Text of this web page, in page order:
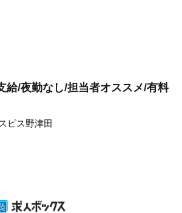
給/夜勤なし/担当者オススメ/有料
ピス野津田